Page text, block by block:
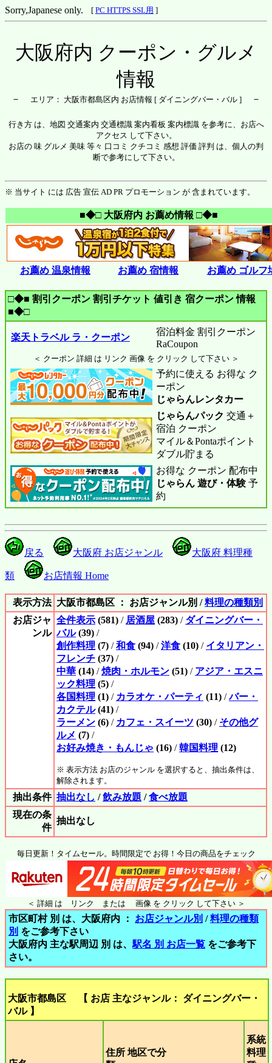
Sorry,Japanese only. [ PC HTTPS SSL用 ]
大阪府内 クーポン・グルメ
情報
－ エリア： 大阪市都島区内 お店情報 [ ダイニングバー・バル ] －
行き方 は、地図 交通案内 交通標識 案内看板 案内標識 を参考に、お店へ
アクセス して下さい。
お店の 味 グルメ 美味 等々 口コミ クチコミ 感想 評価 評判 は、個人の判
断で参考にして下さい。
※ 当サイト には 広告 宣伝 AD PR プロモーション が 含まれています。
■◆□ 大阪府内 お薦め情報 □◆■
お薦め 温泉情報 お薦め 宿情報 お薦め ゴルフ
□◆■ 割引クーポン 割引チケット 値引き 宿クーポン 情報
■◆□
楽天トラベル ラ・クーポン
宿泊料金 割引クーポン
RaCoupon
＜ クーポン 詳細 は リンク 画像 を クリック して下さい ＞
予約に使える お得な ク
ーポン
じゃらんレンタカー
じゃらんパック 交通＋
宿泊 クーポン
マイル＆Pontaポイント
ダブル貯まる
お得な クーポン 配布中
じゃらん 遊び・体験予
約
戻る 大阪府 お店ジャンル 大阪府 料理種
類 お店情報 Home
表示方法 大阪市都島区 ： お店ジャンル別 /料理の種類別
お店ジャ
ンル
全件表示 (581) / 居酒屋 (283) / ダイニングバー・
バル(39) /
創作料理 (7) /和食 (94) /洋食 (10) / イタリアン・
フレンチ (37) /
中華 (14) /焼肉・ホルモン (51) / アジア・エスニ
ック料理 (5) /
各国料理 (1) / カラオケ・パーティ (11) /バー・
カクテル(41) /
ラーメン (6) / カフェ・スイーツ (30) / その他グ
ルメ (7) /
お好み焼き・もんじゃ (16) /韓国料理 (12)
※ 表示方法 お店のジャンル を選択すると、抽出条件は、
解除されます。
抽出条件 抽出なし /飲み放題 /食べ放題
現在の条
件
抽出なし
毎日更新！タイムセール。時間限定で お得！今日の商品をチェック
＜ 詳細 は リンク または 画像 を クリック して下さい ＞
市区町村 別 は、大阪府内 ： お店ジャンル別 /料理の種類
別 をご参考下さい
大阪府内 主な駅周辺 別 は、駅名 別 お店一覧 をご参考下
さい。
大阪市都島区 【 お店 主なジャンル： ダイニングバー・
バル 】
住所 地区で分
系統
料理